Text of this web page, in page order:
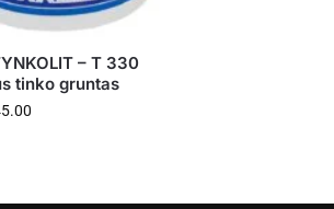
– T 330
tinko gruntas